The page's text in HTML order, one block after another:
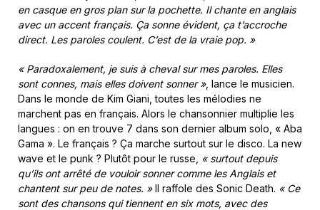
en casque en gros plan sur la pochette. Il chante en anglais
avec un accent français. Ça sonne évident, ça t’accroche
direct. Les paroles coulent. C’est de la vraie pop. »
« Paradoxalement, je suis à cheval sur mes paroles. Elles
sont connes, mais elles doivent sonner », lance le musicien.
Dans le monde de Kim Giani, toutes les mélodies ne
marchent pas en français. Alors le chansonnier multiplie les
langues : on en trouve 7 dans son dernier album solo, « Aba
Gama ». Le français ? Ça marche surtout sur le disco. La new
wave et le punk ? Plutôt pour le russe,
« surtout depuis
qu’ils ont arrêté de vouloir sonner comme les Anglais et
chantent sur peu de notes. »Il raffole des Sonic Death. « Ce
sont des chansons qui tiennent en six mots, avec des